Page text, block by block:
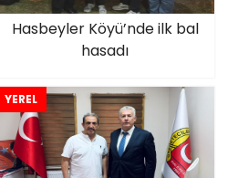
Hasbeyler Köyü’nde ilk bal
hasadı
YEREL